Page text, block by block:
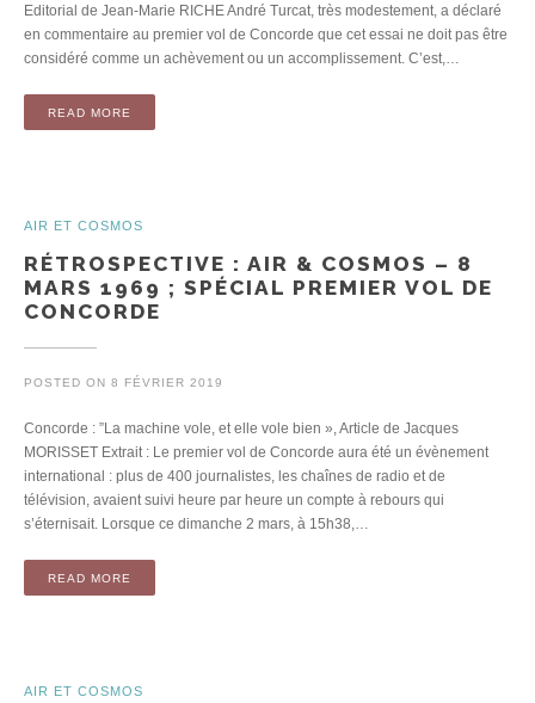
Editorial de Jean-Marie RICHE André Turcat, très modestement, a déclaré
en commentaire au premier vol de Concorde que cet essai ne doit pas être
considéré comme un achèvement ou un accomplissement. C’est,…
READ MORE
AIR ET COSMOS
RÉTROSPECTIVE : AIR & COSMOS – 8
MARS 1969 ; SPÉCIAL PREMIER VOL DE
CONCORDE
POSTED ON 8 FÉVRIER 2019
Concorde : ”La machine vole, et elle vole bien », Article de Jacques
MORISSET Extrait : Le premier vol de Concorde aura été un évènement
international : plus de 400 journalistes, les chaînes de radio et de
télévision, avaient suivi heure par heure un compte à rebours qui
s’éternisait. Lorsque ce dimanche 2 mars, à 15h38,…
READ MORE
AIR ET COSMOS